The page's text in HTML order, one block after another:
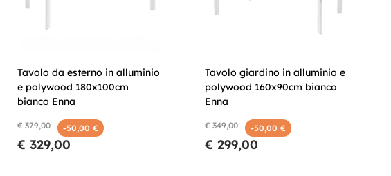
Tavolo da esterno in alluminio
e polywood 180x100cm
bianco Enna
€ 379,00 -50,00 €
€ 329,00
Tavolo giardino in alluminio e
polywood 160x90cm bianco
Enna
€ 349,00 -50,00 €
€ 299,00